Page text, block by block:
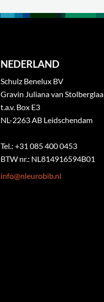
NEDERLAND
Schulz Benelux BV
Gravin Juliana van
t.a.v. Box E3
NL-2263 AB Leidschendam
Tel.: +31 085 400 0453
BTW nr.: NL814916594B01
info@nleurobib.nl